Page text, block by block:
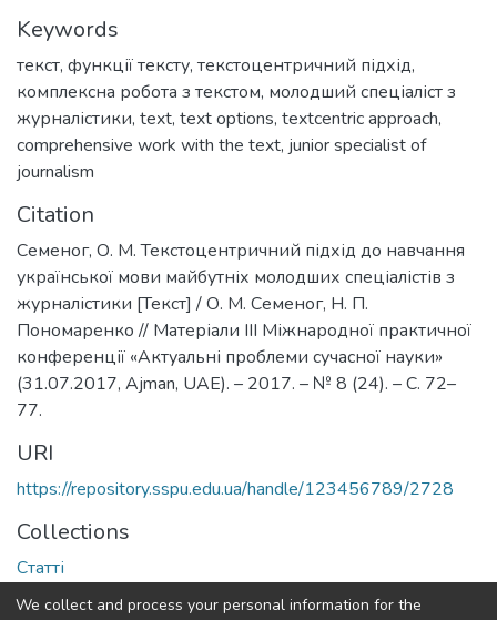
Keywords
текст, функції тексту, текстоцентричний підхід,
комплексна робота з текстом, молодший спеціаліст з
журналістики, text, text options, textcentric approach,
comprehensive work with the text, junior specialist of
journalism
Citation
Семеног, О. М. Текстоцентричний підхід до навчання
української мови майбутніх молодших спеціалістів з
журналістики [Текст] / О. М. Семеног, Н. П.
Пономаренко // Матеріали ІІІ Міжнародної практичної
конференції «Актуальні проблеми сучасної науки»
(31.07.2017, Ajman, UAE). – 2017. – № 8 (24). – С. 72–
77.
URI
https://repository.sspu.edu.ua/handle/123456789/2728
Collections
Статті
We collect and process your personal information for the